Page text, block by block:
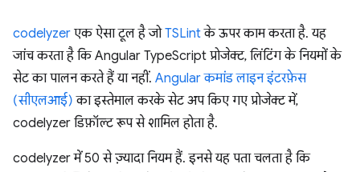
codelyzer एक ऐसा टूल है जोTSLintके ऊपर काम करता है. यह
जांच करता है कि Angular TypeScript प्रोजेक्ट, लिंटिंग के नियमों के
सेट का पालन करते हैं या नहीं. Angular कमांड लाइन इंटरफ़ेस
(सीएलआई) का इस्तेमाल करके सेट अप किए गए प्रोजेक्ट में,
codelyzer डिफ़ॉल्ट रूप से शामिल होता है.
codelyzer में 50 से ज़्यादा नियम हैं. इनसे यह पता चलता है कि